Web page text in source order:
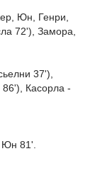
Юн, Генри,
72'), Замора,
37'),
86'), Касорла -
Юн 81'.